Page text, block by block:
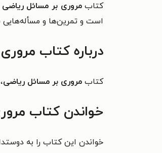
کتابمروری بر مسائل ریاضی
است و تمرین‌ها و مسأله‌هایی
درباره کتاب
کتاب مروری بر مسائل ریاضی
خواندن کتاب
خواندن این کتاب را به